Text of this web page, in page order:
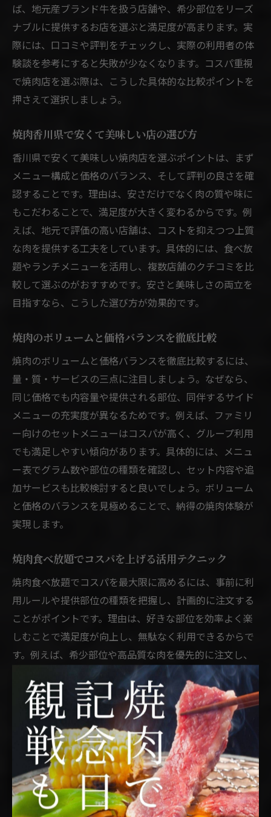
ば、地元産ブランド牛を扱う店舗や、希少部位をリーズ
ナブルに提供するお店を選ぶと満足度が高まります。実
際には、口コミや評判をチェックし、実際の利用者の体
験談を参考にすると失敗が少なくなります。コスパ重視
で焼肉店を選ぶ際は、こうした具体的な比較ポイントを
押さえて選択しましょう。
焼肉香川県で安くて美味しい店の選び方
香川県で安くて美味しい焼肉店を選ぶポイントは、まず
メニュー構成と価格のバランス、そして評判の良さを確
認することです。理由は、安さだけでなく肉の質や味に
もこだわることで、満足度が大きく変わるからです。例
えば、地元で評価の高い店舗は、コストを抑えつつ上質
な肉を提供する工夫をしています。具体的には、食べ放
題やランチメニューを活用し、複数店舗のクチコミを比
較して選ぶのがおすすめです。安さと美味しさの両立を
目指すなら、こうした選び方が効果的です。
焼肉のボリュームと価格バランスを徹底比較
焼肉のボリュームと価格バランスを徹底比較するには、
量・質・サービスの三点に注目しましょう。なぜなら、
同じ価格でも内容量や提供される部位、同伴するサイド
メニューの充実度が異なるためです。例えば、ファミリ
ー向けのセットメニューはコスパが高く、グループ利用
でも満足しやすい傾向があります。具体的には、メニュ
ー表でグラム数や部位の種類を確認し、セット内容や追
加サービスも比較検討すると良いでしょう。ボリューム
と価格のバランスを見極めることで、納得の焼肉体験が
実現します。
焼肉食べ放題でコスパを上げる活用テクニック
焼肉食べ放題でコスパを最大限に高めるには、事前に利
用ルールや提供部位の種類を把握し、計画的に注文する
ことがポイントです。理由は、好きな部位を効率よく楽
しむことで満足度が向上し、無駄なく利用できるからで
す。例えば、希少部位や高品質な肉を優先的に注文し、
サイドメニューやデザートもバランスよく活用しましょ
う。具体的には、最初に人気部位を頼み、後半は軽めの
ものに切り替えるなど、ペース配分も重要です。食べ放
題の活用テクニックを押さえて、賢くコスパを追求しま
しょう。
コスパ重視焼肉ならではのおすすめサービス
コスパ重視で焼肉を楽しむなら、セットメニューやラン